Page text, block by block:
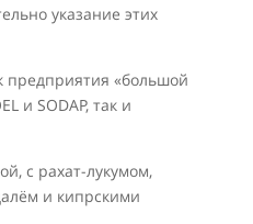
указание этих
предприятия «большой
и SODAP, так и
с рахат-лукумом,
и кипрскими